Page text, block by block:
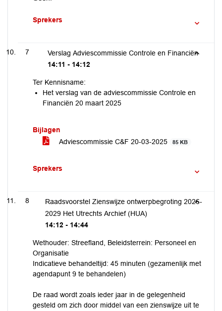
Sprekers
7
Verslag Adviescommissie Controle en Financiën
14:11 - 14:12
Ter Kennisname:
Het verslag van de adviescommissie Controle en
Financiën 20 maart 2025
Bijlagen
Adviescommissie C&F 20-03-2025
85 KB
Sprekers
8
Raadsvoorstel Zienswijze ontwerpbegroting 2026-
2029 Het Utrechts Archief (HUA)
14:12 - 14:44
Wethouder: Streefland, Beleidsterrein: Personeel en
Organisatie
Indicatieve behandeltijd: 45 minuten (gezamenlijk met
agendapunt 9 te behandelen)
De raad wordt zoals ieder jaar in de gelegenheid
gesteld om zich door middel van een zienswijze uit te